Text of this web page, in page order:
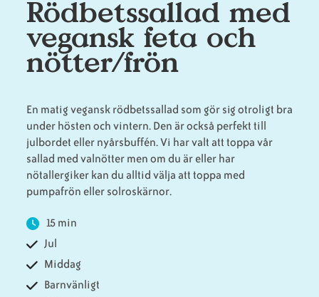
Animaliska
ingredienser
Veganska
konsumentlistor
Vanliga
frågor
Veganska
substitut
Veganska
certifieringar
Rödbetssallad med
vegansk feta och
nötter/frön
En matig vegansk rödbetssallad som gör sig otroligt bra
under hösten och vintern. Den är också perfekt till
julbordet eller nyårsbuffén. Vi har valt att toppa vår
sallad med valnötter men om du är eller har
nötallergiker kan du alltid välja att toppa med
pumpafrön eller solroskärnor.
15 min
Jul
Middag
Barnvänligt